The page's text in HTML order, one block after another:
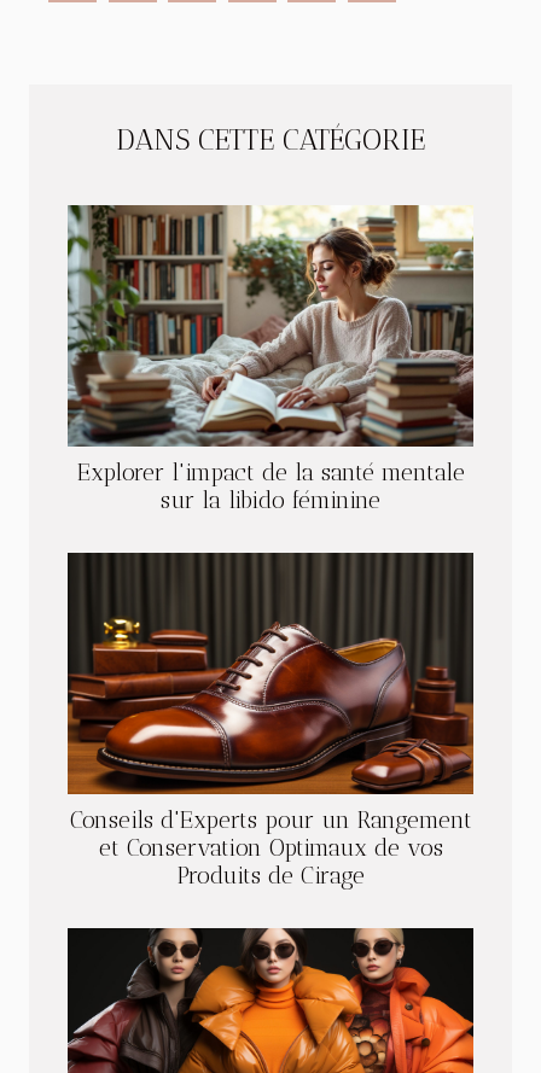
DANS CETTE CATÉGORIE
Explorer l'impact de la santé mentale
sur la libido féminine
Conseils d'Experts pour un Rangement
et Conservation Optimaux de vos
Produits de Cirage